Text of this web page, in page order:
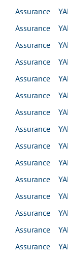
Assurance
Assurance
Assurance
Assurance
Assurance
Assurance
Assurance
Assurance
Assurance
Assurance
Assurance
Assurance
Assurance
Assurance
Assurance